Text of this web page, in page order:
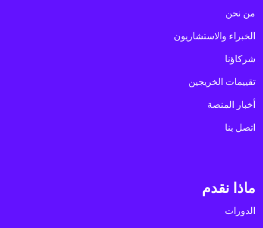
من نحن
الخبراء والاستشاريون
شركاؤنا
تقييمات الخريجين
أخبار المنصة
اتصل بنا
ماذا نقدم
الدورات